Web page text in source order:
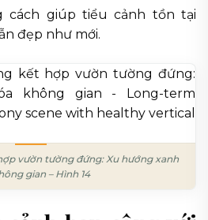
cách giúp tiểu cảnh tồn tại
đẹp như mới.
vườn tường đứng: Xu hướng xanh
gian – Hình 14